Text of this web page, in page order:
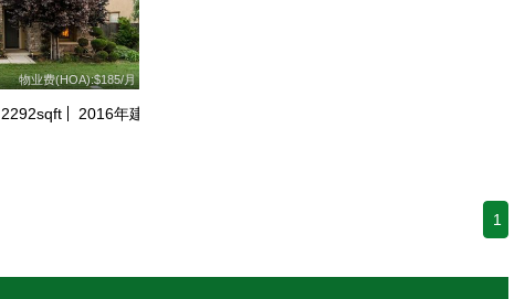
物业费(HOA):$185/月
2292sqft 2016年建
1